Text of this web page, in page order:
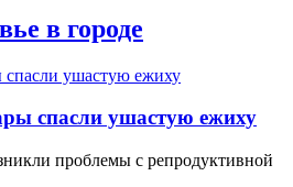
в городе
спасли ушастую ежиху
проблемы с репродуктивной